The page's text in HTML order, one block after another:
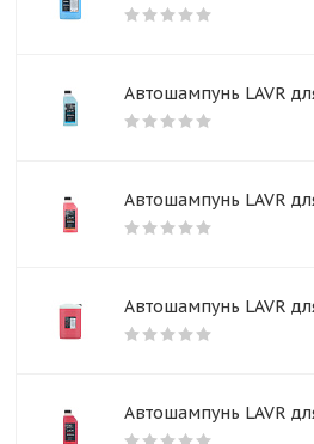
Автошампунь LAVR
Автошампунь LAVR
Автошампунь LAVR
Автошампунь LAVR